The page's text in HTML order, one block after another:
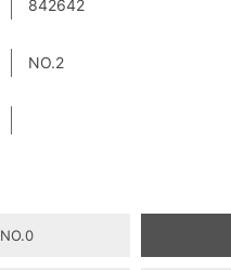
842642
NO.2
NO.0